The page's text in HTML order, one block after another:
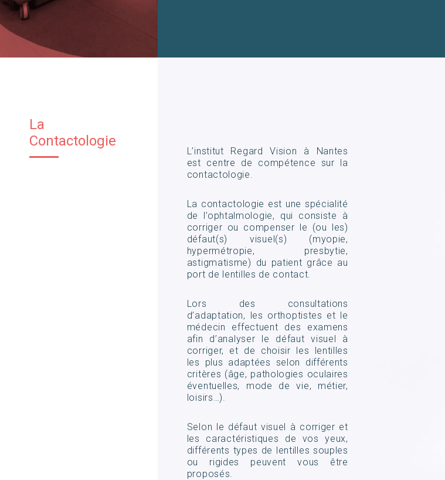
La
Contactologie
L’institut Regard Vision à Nantes
est centre de compétence sur la
contactologie.
La contactologie est une spécialité
de l’ophtalmologie, qui consiste à
corriger ou compenser le (ou les)
défaut(s) visuel(s) (myopie,
hypermétropie, presbytie,
astigmatisme) du patient grâce au
port de lentilles de contact.
Lors des consultations
d’adaptation, les orthoptistes et le
médecin effectuent des examens
afin d’analyser le défaut visuel à
corriger, et de choisir les lentilles
les plus adaptées selon différents
critères (âge, pathologies oculaires
éventuelles, mode de vie, métier,
loisirs…).
Selon le défaut visuel à corriger et
les caractéristiques de vos yeux,
différents types de lentilles souples
ou rigides peuvent vous être
proposés.